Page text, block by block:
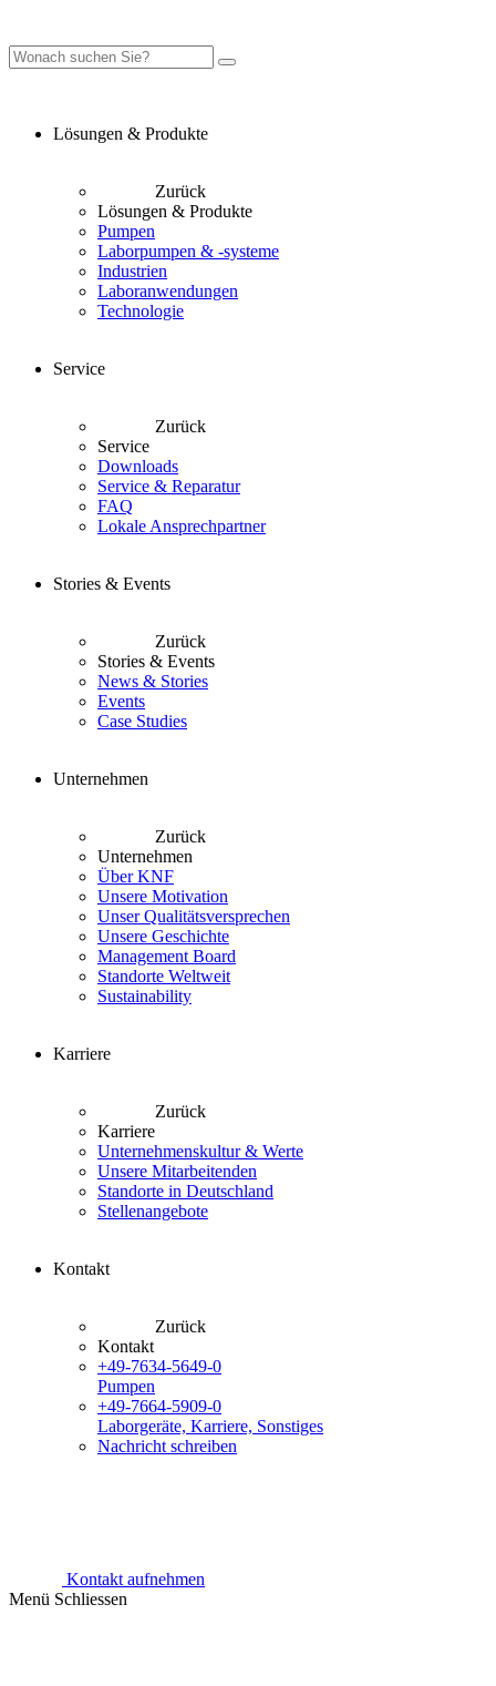
Lösungen & Produkte
Zurück
Lösungen & Produkte
Pumpen
Laborpumpen & -systeme
Industrien
Laboranwendungen
Technologie
Service
Zurück
Service
Downloads
Service & Reparatur
FAQ
Lokale Ansprechpartner
Stories & Events
Zurück
Stories & Events
News & Stories
Events
Case Studies
Unternehmen
Zurück
Unternehmen
Über KNF
Unsere Motivation
Unser Qualitätsversprechen
Unsere Geschichte
Management Board
Standorte Weltweit
Sustainability
Karriere
Zurück
Karriere
Unternehmenskultur & Werte
Unsere Mitarbeitenden
Standorte in Deutschland
Stellenangebote
Kontakt
Zurück
Kontakt
+49-7634-5649-0
Pumpen
+49-7664-5909-0
Laborgeräte, Karriere, Sonstiges
Nachricht schreiben
Kontakt aufnehmen
Menü Schliessen